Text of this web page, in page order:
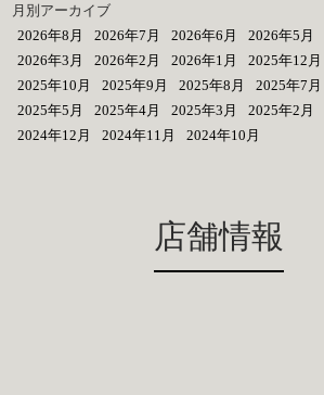
月別アーカイブ
2026年8月
2026年7月 2026年6月 2026年5月
2026年3月
2026年2月 2026年1月 2025年12月
2025年10月
2025年9月 2025年8月 2025年7月
2025年5月
2025年4月 2025年3月 2025年2月
2024年12月
2024年11月 2024年10月
店舗情報